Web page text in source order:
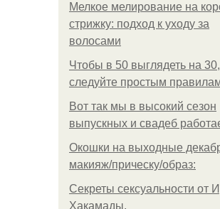
Мелкое мелирование на
стрижку: подход к уходу за
волосами
Чтобы в 50 выглядеть на 30,
следуйте простым
Вот так мы в высокий сезон
выпускных и свадеб
Окошки на выходные
макияж/прическу/образ:
Секреты сексуальности от
Хакамады.